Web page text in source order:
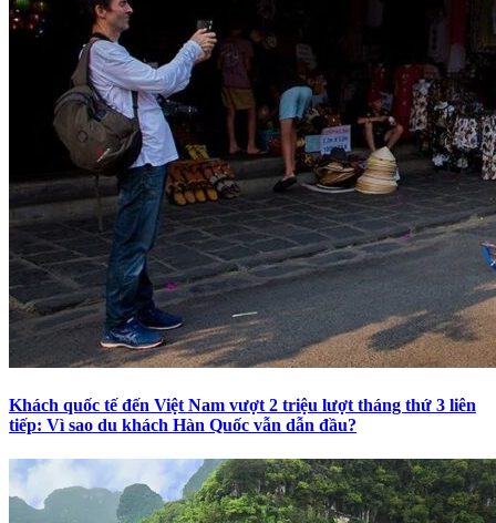
Khách quốc tế đến Việt Nam vượt 2 triệu lượt tháng thứ 3 liên
tiếp: Vì sao du khách Hàn Quốc vẫn dẫn đầu?